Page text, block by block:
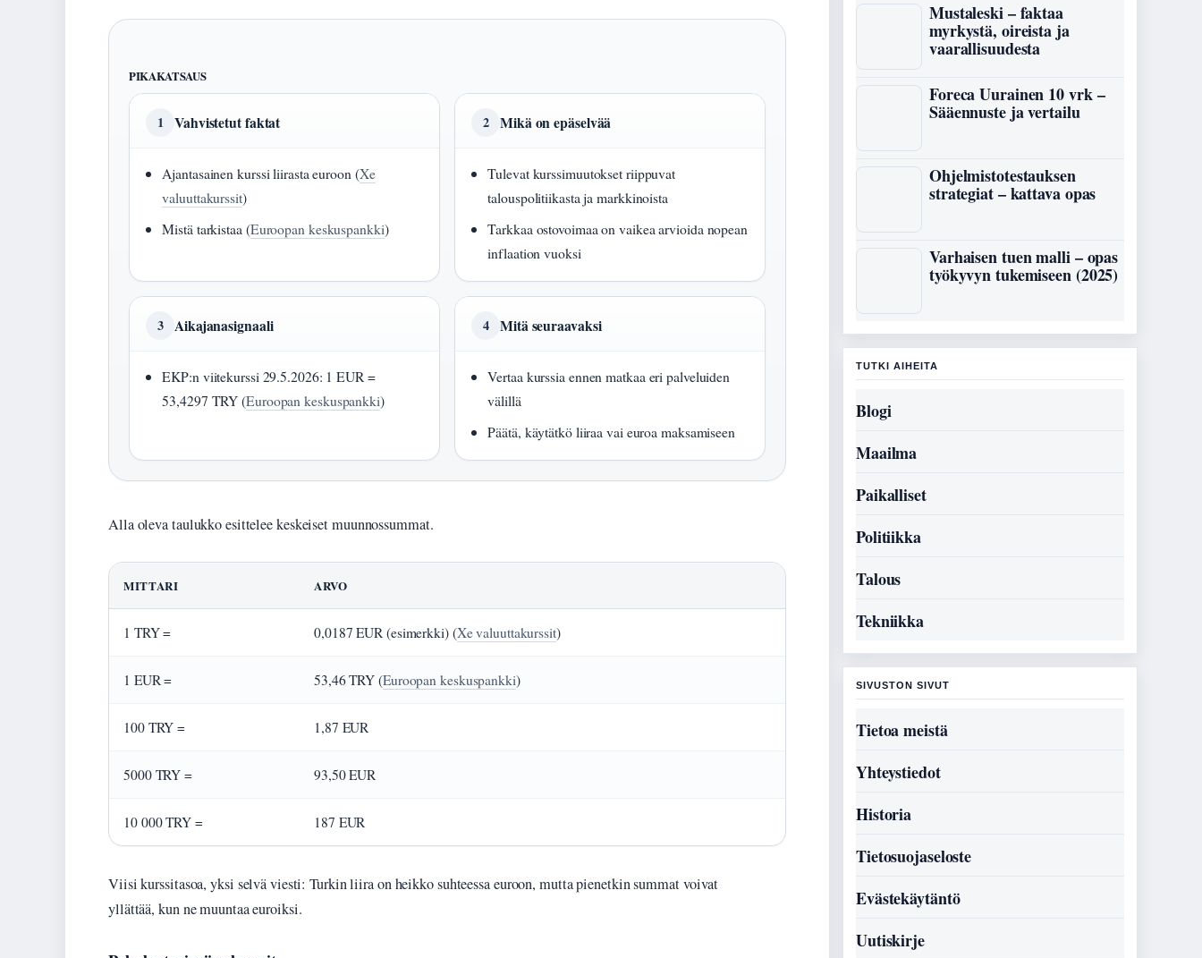
PIKAKATSAUS
1 Vahvistetut faktat
Ajantasainen kurssi liirasta euroon (Xe
valuuttakurssit)
Mistä tarkistaa (Euroopan keskuspankki)
2 Mikä on epäselvää
Tulevat kurssimuutokset riippuvat
talouspolitiikasta ja markkinoista
Tarkkaa ostovoimaa on vaikea arvioida nopean
inflaation vuoksi
3 Aikajanasignaali
EKP:n viitekurssi 29.5.2026: 1 EUR =
53,4297 TRY (Euroopan keskuspankki)
4 Mitä seuraavaksi
Vertaa kurssia ennen matkaa eri palveluiden
välillä
Päätä, käytätkö liiraa vai euroa maksamiseen
Alla oleva taulukko esittelee keskeiset muunnossummat.
MITTARI ARVO
1 TRY = 0,0187 EUR (esimerkki) (Xe valuuttakurssit)
1 EUR = 53,46 TRY (Euroopan keskuspankki)
100 TRY = 1,87 EUR
5000 TRY = 93,50 EUR
10 000 TRY = 187 EUR
Viisi kurssitasoa, yksi selvä viesti: Turkin liira on heikko suhteessa euroon, mutta pienetkin summat voivat
yllättää, kun ne muuntaa euroiksi.
Mustaleski – faktaa
myrkystä, oireista ja
vaarallisuudesta
Foreca Uurainen 10 vrk –
Sääennuste ja vertailu
Ohjelmistotestauksen
strategiat – kattava opas
Varhaisen tuen malli – opas
työkyvyn tukemiseen (2025)
TUTKI AIHEITA
Blogi
Maailma
Paikalliset
Politiikka
Talous
Tekniikka
SIVUSTON SIVUT
Tietoa meistä
Yhteystiedot
Historia
Tietosuojaseloste
Evästekäytäntö
Uutiskirje